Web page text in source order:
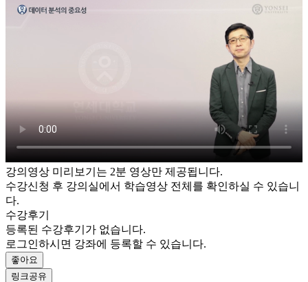
강의영상 미리보기는 2분 영상만 제공됩니다.
수강신청 후 강의실에서 학습영상 전체를 확인하실 수 있습니
다.
수강후기
등록된 수강후기가 없습니다.
로그인하시면 강좌에 등록할 수 있습니다.
좋아요
링크공유